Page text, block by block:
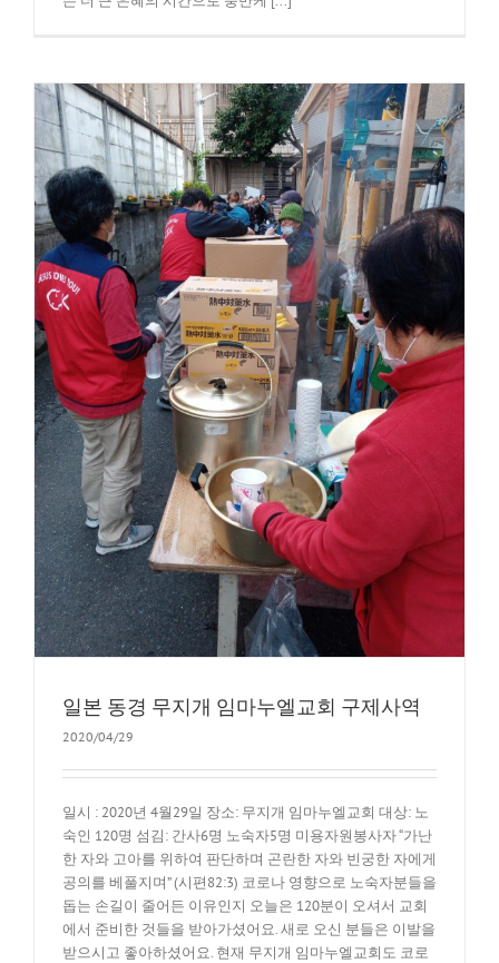
일본 동경 무지개 임마누엘교회 구제사역
2020/04/29
일시 : 2020년 4월29일 장소: 무지개 임마누엘교회 대상: 노
숙인 120명 섬김: 간사6명 노숙자5명 미용자원봉사자 “가난
한 자와 고아를 위하여 판단하며 곤란한 자와 빈궁한 자에게
공의를 베풀지며” (시편82:3) 코로나 영향으로 노숙자분들을
돕는 손길이 줄어든 이유인지 오늘은 120분이 오셔서 교회
에서 준비한 것들을 받아가셨어요. 새로 오신 분들은 이발을
받으시고 좋아하셨어요. 현재 무지개 임마누엘교회도 코로